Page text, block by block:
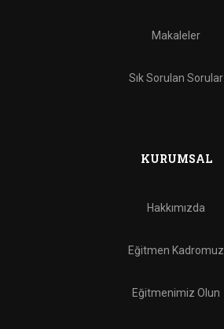
Makaleler
Sık Sorulan Sorular
KURUMSAL
Hakkımızda
Eğitmen Kadromuz
Eğitmenimiz Olun